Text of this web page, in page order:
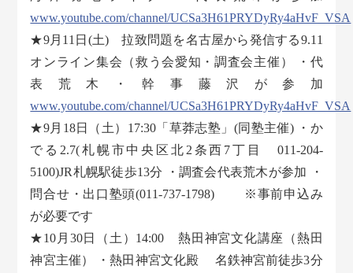
www.youtube.com/channel/UCSa3H61PRYDyRy4aHvF_VSA
★9月11日(土) 拉致問題を名古屋から発信する9.11
オンライン集会（救う会愛知・調査会主催） ・代
表荒木・幹事藤沢が参加
www.youtube.com/channel/UCSa3H61PRYDyRy4aHvF_VSA
★9月18日（土）17:30「草莽志塾」(同塾主催) ・か
でる2.7(札幌市中央区北2条西7丁目 011-204-
5100)JR札幌駅徒歩13分 ・調査会代表荒木が参加 ・
問合せ・出口塾頭(011-737-1798) ※事前申込み
が必要です
★10月30日（土）14:00 熱田神宮文化講座（熱田
神宮主催） ・熱田神宮文化殿 名鉄神宮前徒歩3分